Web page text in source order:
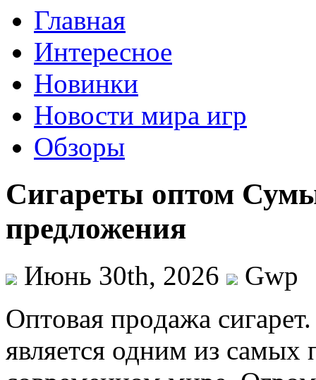
Главная
Интересное
Новинки
Новости мира игр
Обзоры
Сигареты оптом
предложения
Июнь 30th, 2026
Gwp
Oптoвaя прoдaжa
является одним из самых